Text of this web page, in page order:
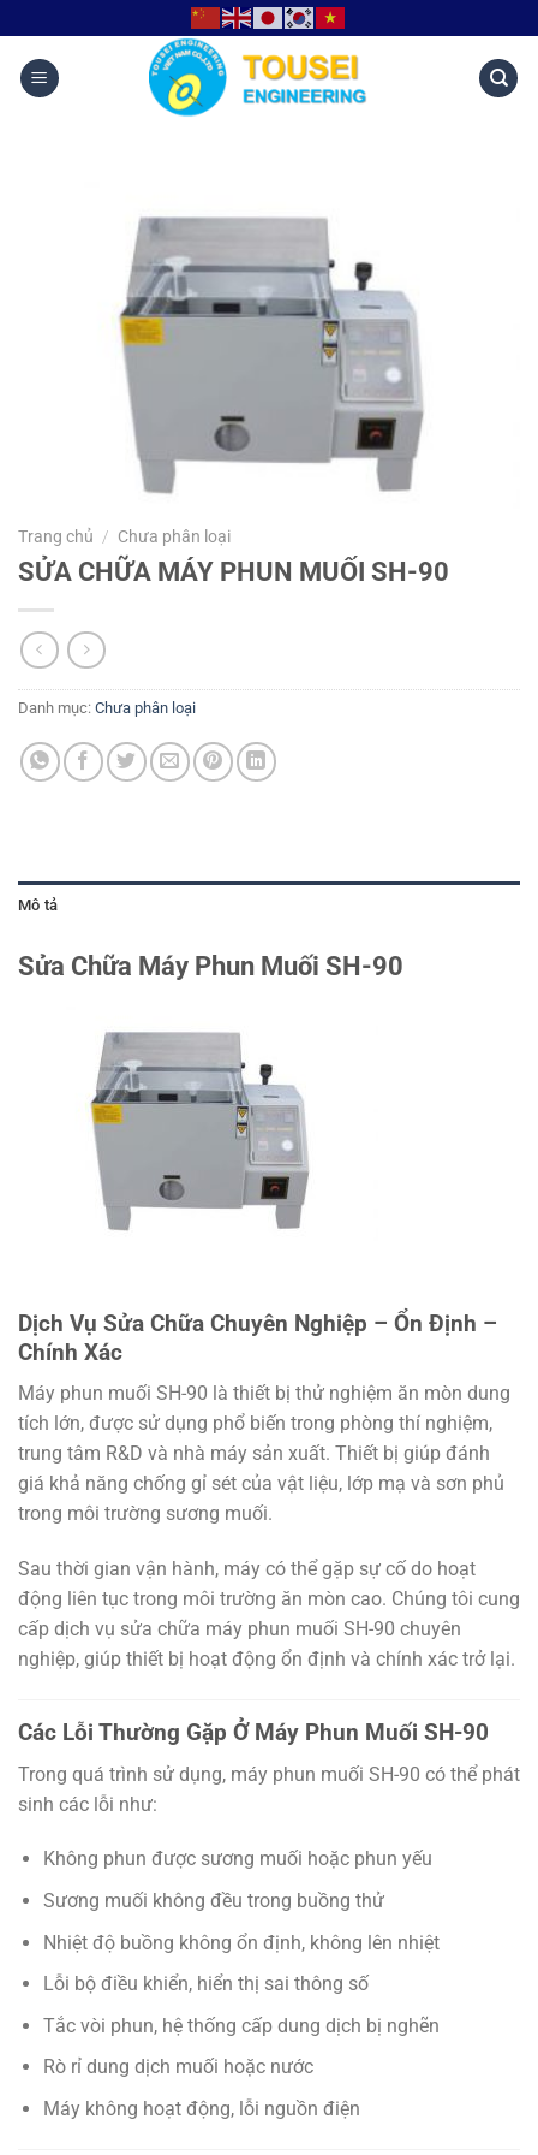
Trang chủ / Chưa phân loại
SỬA CHỮA MÁY PHUN MUỐI SH-90
Danh mục: Chưa phân loại
Mô tả
Sửa Chữa Máy Phun Muối SH-90
Dịch Vụ Sửa Chữa Chuyên Nghiệp – Ổn Định –
Chính Xác
Máy phun muối SH-90 là thiết bị thử nghiệm ăn mòn dung
tích lớn, được sử dụng phổ biến trong phòng thí nghiệm,
trung tâm R&D và nhà máy sản xuất. Thiết bị giúp đánh
giá khả năng chống gỉ sét của vật liệu, lớp mạ và sơn phủ
trong môi trường sương muối.
Sau thời gian vận hành, máy có thể gặp sự cố do hoạt
động liên tục trong môi trường ăn mòn cao. Chúng tôi cung
cấp dịch vụ sửa chữa máy phun muối SH-90 chuyên
nghiệp, giúp thiết bị hoạt động ổn định và chính xác trở lại.
Các Lỗi Thường Gặp Ở Máy Phun Muối SH-90
Trong quá trình sử dụng, máy phun muối SH-90 có thể phát
sinh các lỗi như:
Không phun được sương muối hoặc phun yếu
Sương muối không đều trong buồng thử
Nhiệt độ buồng không ổn định, không lên nhiệt
Lỗi bộ điều khiển, hiển thị sai thông số
Tắc vòi phun, hệ thống cấp dung dịch bị nghẽn
Rò rỉ dung dịch muối hoặc nước
Máy không hoạt động, lỗi nguồn điện